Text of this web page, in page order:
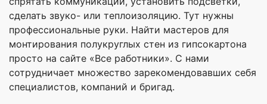
сделать звуко- или теплоизоляцию. Тут нужны
профессиональные руки. Найти мастеров для
монтирования полукруглых стен из гипсокартона
просто на сайте «Все работники». С нами
сотрудничает множество зарекомендовавших себя
специалистов, компаний и бригад.